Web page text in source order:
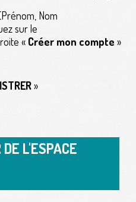
Nom
sur le
« Créer mon compte »
»
L'ESPACE